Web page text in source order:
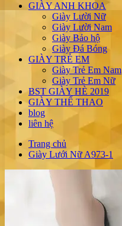
GIÀY ANH KHOA
Giày Lười Nữ
Giày Lười Nam
Giày Bảo hộ
Giày Đá Bóng
GIÀY TRẺ EM
Giày Trẻ Em Nam
Giày Trẻ Em Nữ
BST GIÀY HÈ 2019
GIÀY THỂ THAO
blog
liên hệ
Trang chủ
Giày Lưới Nữ A973-1